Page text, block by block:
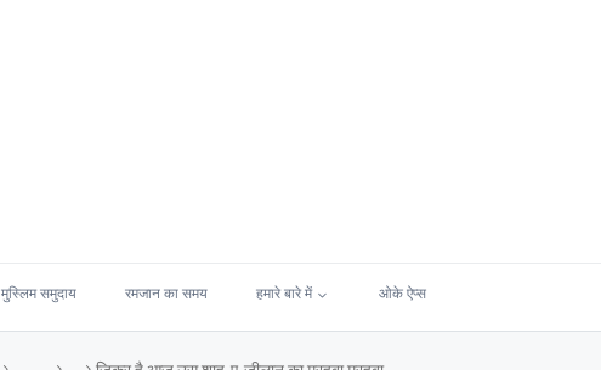
मुस्लिम समुदाय रमजान का समय हमारे बारे में ओके ऐप्स